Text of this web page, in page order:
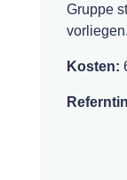
Gruppe
vorliegen.
Kosten: